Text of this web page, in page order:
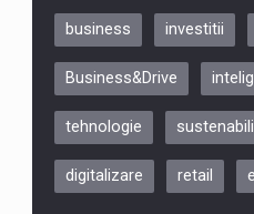
Oradea
business investitii
Business&Drive
tehnologie
digitalizare retail